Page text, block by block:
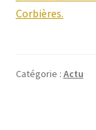
Corbières.
Catégorie : Actu